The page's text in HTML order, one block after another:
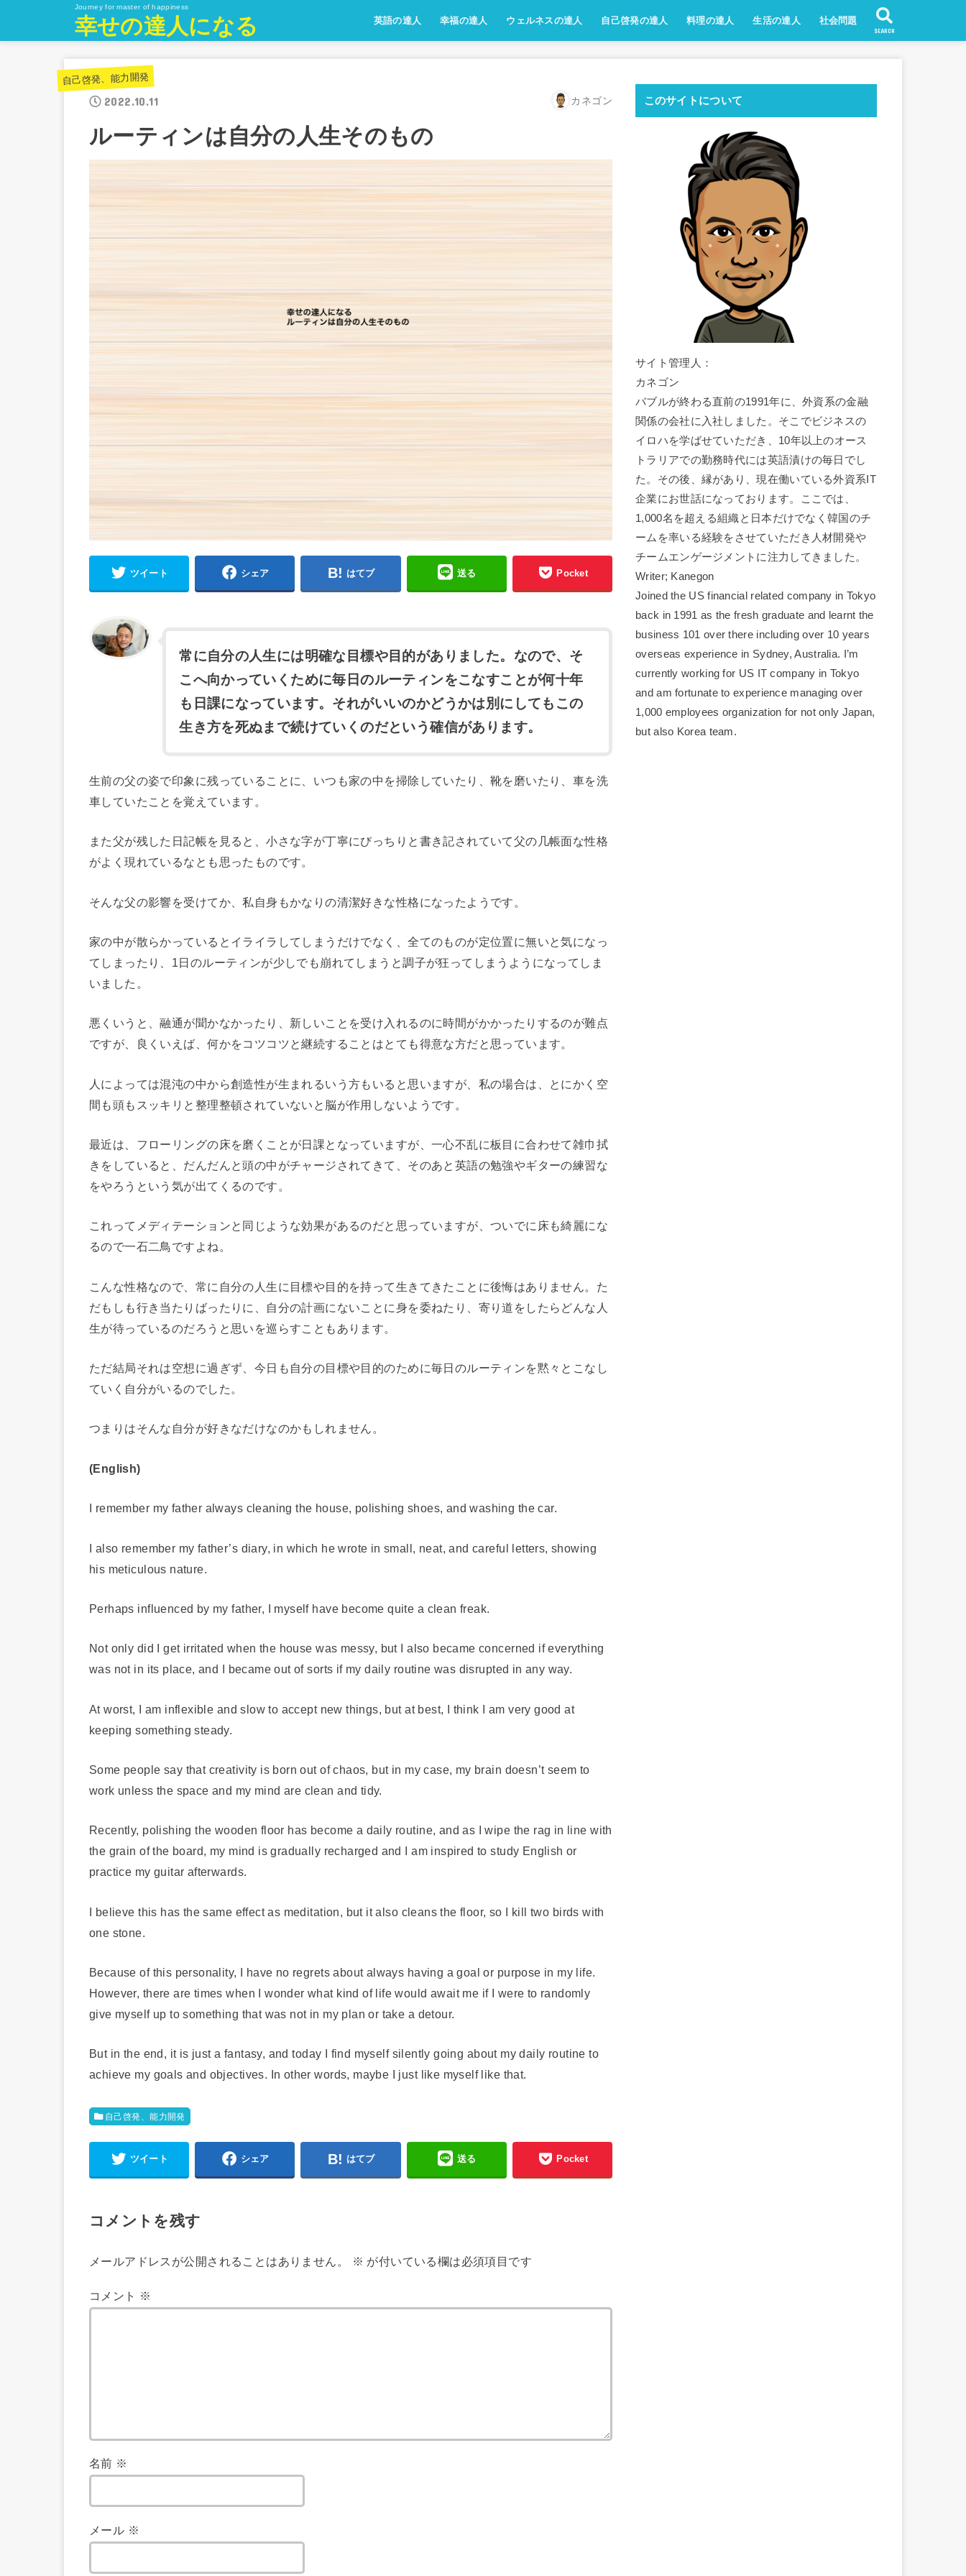
Journey for master of happiness
幸せの達人になる 英語の達人 幸福の達人 ウェルネスの達人 自己啓発の達人 料理の達人 生活の達人 社会問題
SEARCH
自己啓発、能力開発
2022.10.11 カネゴン
ルーティンは自分の人生そのもの
ツイート シェア はてブ 送る Pocket
常に自分の人生には明確な目標や目的がありました。なので、そ
こへ向かっていくために毎日のルーティンをこなすことが何十年
も日課になっています。それがいいのかどうかは別にしてもこの
生き方を死ぬまで続けていくのだという確信があります。
生前の父の姿で印象に残っていることに、いつも家の中を掃除していたり、靴を磨いたり、車を洗
車していたことを覚えています。
また父が残した日記帳を見ると、小さな字が丁寧にびっちりと書き記されていて父の几帳面な性格
がよく現れているなとも思ったものです。
そんな父の影響を受けてか、私自身もかなりの清潔好きな性格になったようです。
家の中が散らかっているとイライラしてしまうだけでなく、全てのものが定位置に無いと気になっ
てしまったり、1日のルーティンが少しでも崩れてしまうと調子が狂ってしまうようになってしま
いました。
悪くいうと、融通が聞かなかったり、新しいことを受け入れるのに時間がかかったりするのが難点
ですが、良くいえば、何かをコツコツと継続することはとても得意な方だと思っています。
人によっては混沌の中から創造性が生まれるいう方もいると思いますが、私の場合は、とにかく空
間も頭もスッキリと整理整頓されていないと脳が作用しないようです。
最近は、フローリングの床を磨くことが日課となっていますが、一心不乱に板目に合わせて雑巾拭
きをしていると、だんだんと頭の中がチャージされてきて、そのあと英語の勉強やギターの練習な
をやろうという気が出てくるのです。
これってメディテーションと同じような効果があるのだと思っていますが、ついでに床も綺麗にな
るので一石二鳥ですよね。
こんな性格なので、常に自分の人生に目標や目的を持って生きてきたことに後悔はありません。た
だもしも行き当たりばったりに、自分の計画にないことに身を委ねたり、寄り道をしたらどんな人
生が待っているのだろうと思いを巡らすこともあります。
ただ結局それは空想に過ぎず、今日も自分の目標や目的のために毎日のルーティンを黙々とこなし
ていく自分がいるのでした。
つまりはそんな自分が好きなだけなのかもしれません。
(English)
I remember my father always cleaning the house, polishing shoes, and washing the car.
I also remember my father’s diary, in which he wrote in small, neat, and careful letters, showing
his meticulous nature.
Perhaps influenced by my father, I myself have become quite a clean freak.
Not only did I get irritated when the house was messy, but I also became concerned if everything
was not in its place, and I became out of sorts if my daily routine was disrupted in any way.
At worst, I am inflexible and slow to accept new things, but at best, I think I am very good at
keeping something steady.
Some people say that creativity is born out of chaos, but in my case, my brain doesn’t seem to
work unless the space and my mind are clean and tidy.
Recently, polishing the wooden floor has become a daily routine, and as I wipe the rag in line with
the grain of the board, my mind is gradually recharged and I am inspired to study English or
practice my guitar afterwards.
I believe this has the same effect as meditation, but it also cleans the floor, so I kill two birds with
one stone.
Because of this personality, I have no regrets about always having a goal or purpose in my life.
However, there are times when I wonder what kind of life would await me if I were to randomly
give myself up to something that was not in my plan or take a detour.
But in the end, it is just a fantasy, and today I find myself silently going about my daily routine to
achieve my goals and objectives. In other words, maybe I just like myself like that.
自己啓発、能力開発
ツイート シェア はてブ 送る Pocket
コメントを残す
メールアドレスが公開されることはありません。 ※ が付いている欄は必須項目です
コメント ※
名前 ※
メール ※
このサイトについて
サイト管理人：
カネゴン
バブルが終わる直前の1991年に、外資系の金融
関係の会社に入社しました。そこでビジネスの
イロハを学ばせていただき、10年以上のオース
トラリアでの勤務時代には英語漬けの毎日でし
た。その後、縁があり、現在働いている外資系IT
企業にお世話になっております。ここでは、
1,000名を超える組織と日本だけでなく韓国のチ
ームを率いる経験をさせていただき人材開発や
チームエンゲージメントに注力してきました。
Writer; Kanegon
Joined the US financial related company in Tokyo
back in 1991 as the fresh graduate and learnt the
business 101 over there including over 10 years
overseas experience in Sydney, Australia. I’m
currently working for US IT company in Tokyo
and am fortunate to experience managing over
1,000 employees organization for not only Japan,
but also Korea team.